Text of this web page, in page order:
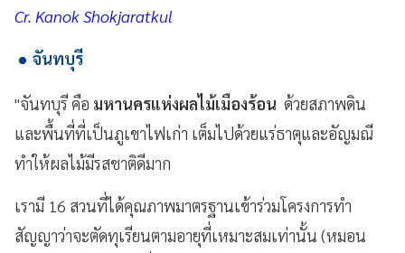
Cr. Kanok Shokjaratkul
จันทบุรี
"จันทบุรี คือ มหานครแห่งผลไม้เมืองร้อน ด้วยสภาพดิน
และพื้นที่ที่เป็นภูเขาไฟเก่า เต็มไปด้วยแร่ธาตุและอัญมณี
ทำให้ผลไม้มีรสชาติดีมาก
เรามี 16 สวนที่ได้คุณภาพมาตรฐานเข้าร่วมโครงการทำ
สัญญาว่าจะตัดทุเรียนตามอายุที่เหมาะสมเท่านั้น (หมอน